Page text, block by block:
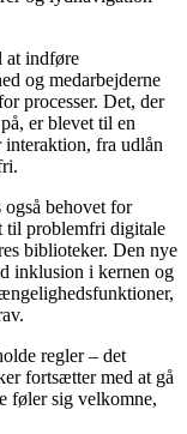
at indføre
og medarbejderne
processer. Det, der
er blevet til en
fra udlån
også behovet for
til problemfri digitale
biblioteker. Den nye
inklusion i kernen og
regler – det
fortsætter med at gå
føler sig velkomne,